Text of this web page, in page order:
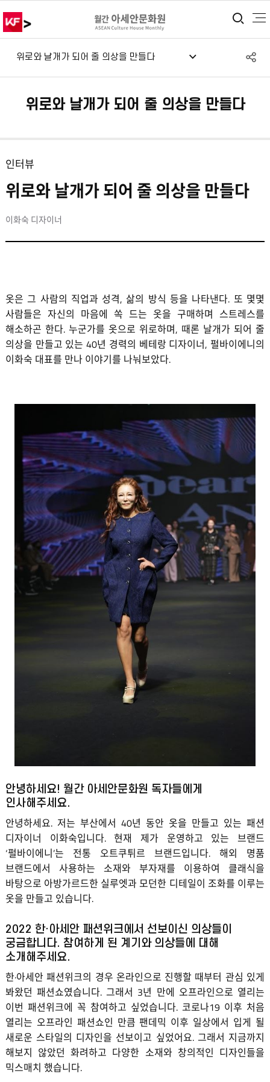
> 통
위로와 날개가 되어 줄 의상을 만들다
위로와 날개가 되어 줄 의상을 만들다
인터뷰
위로와 날개가 되어 줄 의상을 만들다
이화숙 디자이너
옷은 그 사람의 직업과 성격, 삶의 방식 등을 나타낸다. 또 몇몇
사람들은 자신의 마음에 쏙 드는 옷을 구매하며 스트레스를
해소하곤 한다. 누군가를 옷으로 위로하며, 때론 날개가 되어 줄
의상을 만들고 있는 40년 경력의 베테랑 디자이너, 펄바이에니의
이화숙 대표를 만나 이야기를 나눠보았다.
안녕하세요! 월간 아세안문화원 독자들에게
인사해주세요.
안녕하세요. 저는 부산에서 40년 동안 옷을 만들고 있는 패션
디자이너 이화숙입니다. 현재 제가 운영하고 있는 브랜드
‘펄바이에니’는 전통 오트쿠튀르 브랜드입니다. 해외 명품
브랜드에서 사용하는 소재와 부자재를 이용하여 클래식을
바탕으로 아방가르드한 실루엣과 모던한 디테일이 조화를 이루는
옷을 만들고 있습니다.
2022 한·아세안 패션위크에서 선보이신 의상들이
궁금합니다. 참여하게 된 계기와 의상들에 대해
소개해주세요.
한·아세안 패션위크의 경우 온라인으로 진행할 때부터 관심 있게
봐왔던 패션쇼였습니다. 그래서 3년 만에 오프라인으로 열리는
이번 패션위크에 꼭 참여하고 싶었습니다. 코로나19 이후 처음
열리는 오프라인 패션쇼인 만큼 팬데믹 이후 일상에서 입게 될
새로운 스타일의 디자인을 선보이고 싶었어요. 그래서 지금까지
해보지 않았던 화려하고 다양한 소재와 창의적인 디자인들을
믹스매치 했습니다.